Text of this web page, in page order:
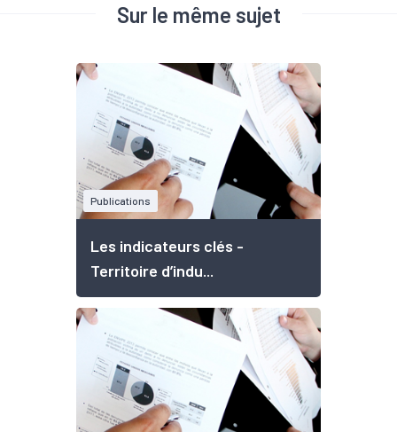
Sur le même sujet
Publications
Les indicateurs clés -
Territoire d’indu...